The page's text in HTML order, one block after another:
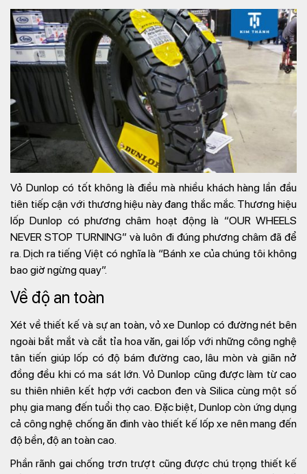
Vỏ Dunlop có tốt không là điều mà nhiều khách hàng lần đầu
tiên tiếp cận với thương hiệu này đang thắc mắc. Thương hiệu
lốp Dunlop có phương châm hoạt động là “OUR WHEELS
NEVER STOP TURNING” và luôn đi đúng phương châm đã để
ra. Dịch ra tiếng Việt có nghĩa là “Bánh xe của chúng tôi không
bao giờ ngừng quay”.
Về độ an toàn
Xét về thiết kế và sự an toàn, vỏ xe Dunlop có đường nét bên
ngoài bắt mắt và cắt tỉa hoa văn, gai lốp với những công nghệ
tân tiến giúp lốp có độ bám đường cao, lâu mòn và giãn nở
đồng đều khi có ma sát lớn. Vỏ Dunlop cũng được làm từ cao
su thiên nhiên kết hợp với cacbon đen và Silica cùng một số
phụ gia mang đến tuổi thọ cao. Đặc biệt, Dunlop còn ứng dụng
cả công nghệ chống ăn đinh vào thiết kế lốp xe nên mang đến
độ bền, độ an toàn cao.
Phần rãnh gai chống trơn trượt cũng được chú trọng thiết kế